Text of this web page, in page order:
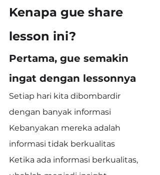
Kenapa gue share
lesson ini?
Pertama, gue semakin
ingat dengan lessonnya
Setiap hari kita dibombardir
dengan banyak informasi
Kebanyakan mereka adalah
informasi tidak berkualitas
Ketika ada informasi berkualitas,